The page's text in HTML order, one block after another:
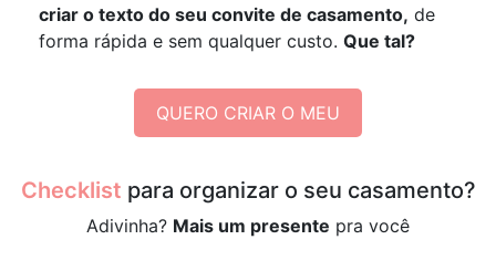
criar o texto do seu convite de casamento, de
forma rápida e sem qualquer custo. Que tal?
QUERO CRIAR O MEU
Checklist para organizar o seu casamento?
Adivinha? Mais um presente pra você